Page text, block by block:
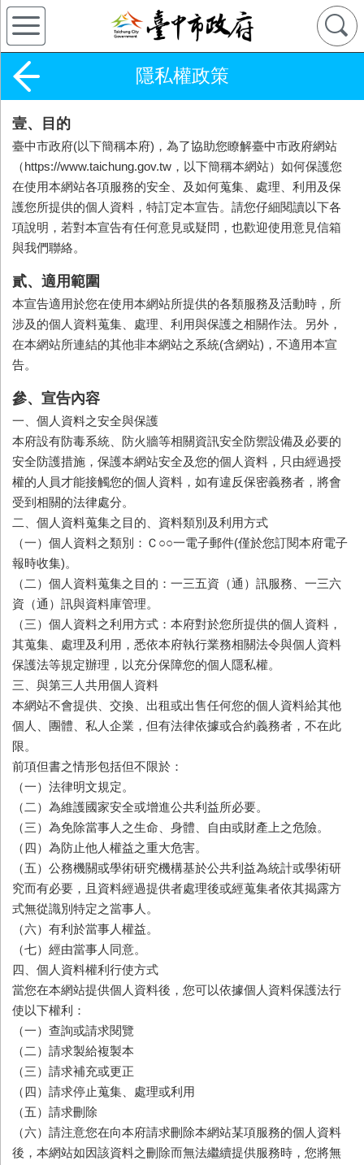
隱私權政策
壹、目的
臺中市政府(以下簡稱本府)，為了協助您瞭解臺中市政府網站
（https://www.taichung.gov.tw，以下簡稱本網站）如何保護您
在使用本網站各項服務的安全、及如何蒐集、處理、利用及保
護您所提供的個人資料，特訂定本宣告。請您仔細閱讀以下各
項說明，若對本宣告有任何意見或疑問，也歡迎使用意見信箱
與我們聯絡。
貳、適用範圍
本宣告適用於您在使用本網站所提供的各類服務及活動時，所
涉及的個人資料蒐集、處理、利用與保護之相關作法。另外，
在本網站所連結的其他非本網站之系統(含網站)，不適用本宣
告。
參、宣告內容
一、個人資料之安全與保護
本府設有防毒系統、防火牆等相關資訊安全防禦設備及必要的
安全防護措施，保護本網站安全及您的個人資料，只由經過授
權的人員才能接觸您的個人資料，如有違反保密義務者，將會
受到相關的法律處分。
二、個人資料蒐集之目的、資料類別及利用方式
（一）個人資料之類別：Ｃ○○一電子郵件(僅於您訂閱本府電子
報時收集)。
（二）個人資料蒐集之目的：一三五資（通）訊服務、一三六
資（通）訊與資料庫管理。
（三）個人資料之利用方式：本府對於您所提供的個人資料，
其蒐集、處理及利用，悉依本府執行業務相關法令與個人資料
保護法等規定辦理，以充分保障您的個人隱私權。
三、與第三人共用個人資料
本網站不會提供、交換、出租或出售任何您的個人資料給其他
個人、團體、私人企業，但有法律依據或合約義務者，不在此
限。
前項但書之情形包括但不限於：
（一）法律明文規定。
（二） 為維護國家安全或增進公共利益所必要。
（三） 為免除當事人之生命、身體、自由或財產上之危險。
（四） 為防止他人權益之重大危害。
（五） 公務機關或學術研究機構基於公共利益為統計或學術研
究而有必要，且資料經過提供者處理後或經蒐集者依其揭露方
式無從識別特定之當事人。
（六） 有利於當事人權益。
（七） 經由當事人同意。
四、個人資料權利行使方式
當您在本網站提供個人資料後，您可以依據個人資料保護法行
使以下權利：
（一） 查詢或請求閱覽
（二） 請求製給複製本
（三） 請求補充或更正
（四） 請求停止蒐集、處理或利用
（五） 請求刪除
（六） 請注意您在向本府請求刪除本網站某項服務的個人資料
後， 本網站如因該資料之刪除而無法繼續提供服務時，您將無